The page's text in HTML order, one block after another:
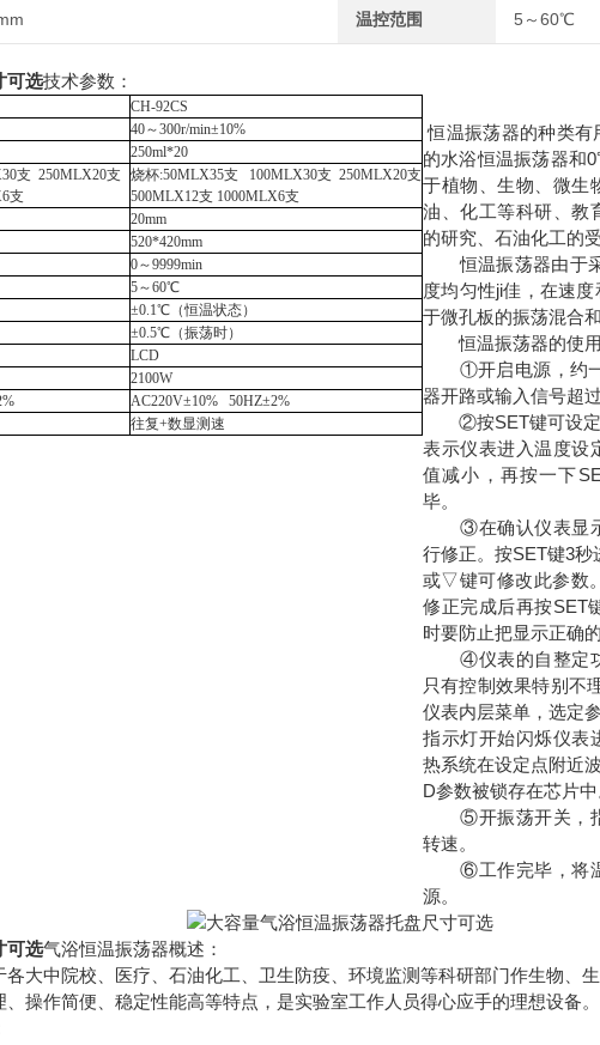
温控范围 5～60℃
可选技术参数：
CH-92CS
40～300r/min±10%
250ml*20
支 250MLX20支
支
烧杯:50MLX35支 100MLX30支 250MLX20支
500MLX12支 1000MLX6支
20mm
520*420mm
0～9999min
5～60℃
±0.1℃（恒温状态）
±0.5℃（振荡时）
LCD
2100W
AC220V±10% 50HZ±2%
往复+数显测速
恒温振荡器的种类有
的水浴恒温振荡器和
于植物、生物、微生
油、化工等科研、教
的研究、石油化工的
恒温振荡器由于采
度均匀性ji佳，在速
于微孔板的振荡混合
恒温振荡器的使用
①开启电源，约一
器开路或输入信号超
②按SET键可设定
表示仪表进入温度
值减小，再按一下
毕。
③在确认仪表显示
行修正。按SET键3
或▽键可修改此参数
修正完成后再按SET
时要防止把显示正确
④仪表的自整定功
只有控制效果特别不
仪表内层菜单，选定
指示灯开始闪烁仪表
热系统在设定点附近
D参数被锁存在芯片中
⑤开振荡开关，指
转速。
⑥工作完毕，将温
源。
可选气浴恒温振荡器概述：
大中院校、医疗、石油化工、卫生防疫、环境监测等科研部门作生物、
操作简便、稳定性能高等特点，是实验室工作人员得心应手的理想设备。